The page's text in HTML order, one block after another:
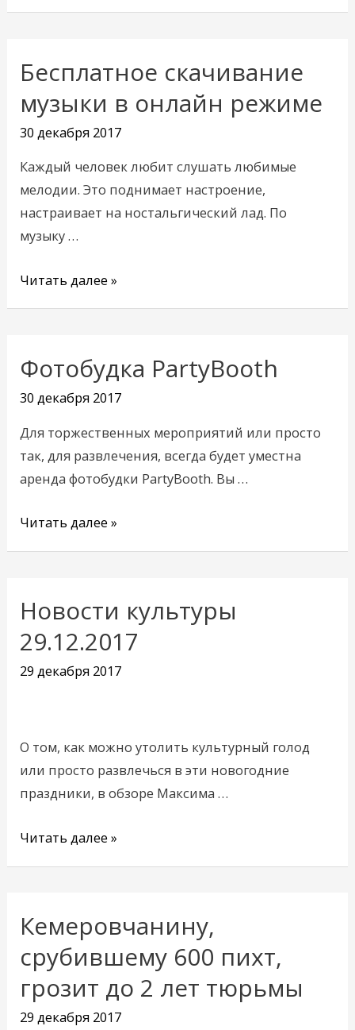
Бесплатное скачивание
музыки в онлайн режиме
30 декабря 2017
Каждый человек любит слушать любимые
мелодии. Это поднимает настроение,
настраивает на ностальгический лад. По
музыку …
Бесплатное
музыки
в
онлайн
Читать далее »
Фотобудка PartyBooth
30 декабря 2017
Для торжественных мероприятий или просто
так, для развлечения, всегда будет уместна
аренда фотобудки PartyBooth. Вы …
Фотобудка
Читать далее »
Новости культуры
29.12.2017
29 декабря 2017
О том, как можно утолить культурный голод
или просто развлечься в эти новогодние
праздники, в обзоре Максима …
Новости
29.12.2017
Читать далее »
Кемеровчанину,
срубившему 600 пихт,
грозит до 2 лет тюрьмы
29 декабря 2017
Кемеровчанину,
срубившему
600
пихт,
грозит